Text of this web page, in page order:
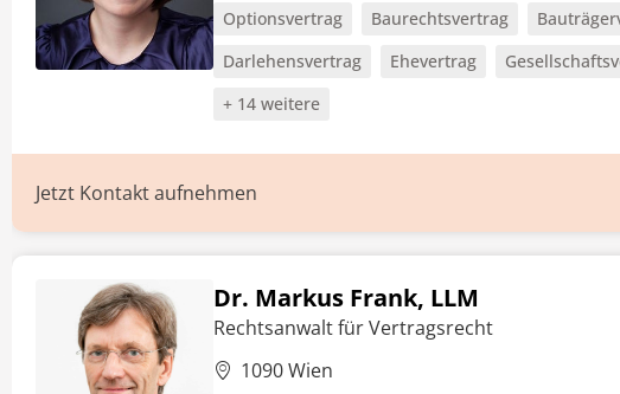
Optionsvertrag Baurechtsvertrag
Darlehensvertrag
Ehevertrag
+ 14 weitere
Jetzt Kontakt aufnehmen
Dr. Markus Frank, LLM
Rechtsanwalt für Vertragsrecht
1090 Wien